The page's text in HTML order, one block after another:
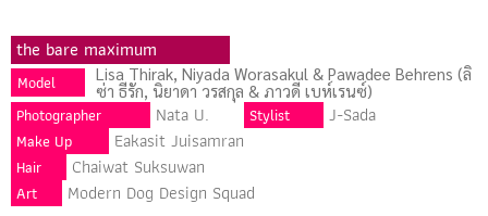
the bare maximum
Model
Lisa Thirak, Niyada Worasakul & Pawadee Behrens (ลิ
ซ่า ธีรัก, นิยาดา วรสกุล & ภาวดี เบห์เรนซ์)
Photographer Nata U. Stylist J-Sada
Make Up Eakasit Juisamran
Hair Chaiwat Suksuwan
Art Modern Dog Design Squad